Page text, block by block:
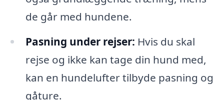
de går med hundene.
Pasning under rejser: Hvis du skal
rejse og ikke kan tage din hund med,
kan en hundelufter tilbyde pasning og
gåture.